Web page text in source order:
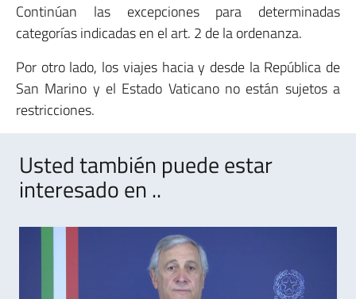
Continúan las excepciones para determinadas
categorías indicadas en el art. 2 de la ordenanza.
Por otro lado, los viajes hacia y desde la República de
San Marino y el Estado Vaticano no están sujetos a
restricciones.
Usted también puede estar
interesado en ..